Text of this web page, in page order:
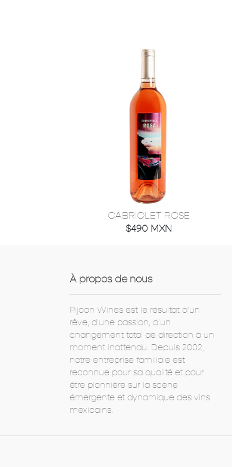
CABRIOLET ROSE
$490 MXN
À propos de nous
Pijoan Wines est le résultat d'un
rêve, d'une passion, d'un
changement total de direction à un
moment inattendu. Depuis 2002,
notre entreprise familiale est
reconnue pour sa qualité et pour
être pionnière sur la scène
émergente et dynamique des vins
mexicains.